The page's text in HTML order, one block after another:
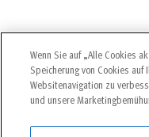
Wenn Sie auf „Alle Cookies
Speicherung von Cookies
Websitenavigation zu
und unsere